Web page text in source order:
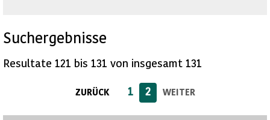
Suchergebnisse
Resultate 121 bis 131 von insgesamt 131
ZURÜCK 1 2 WEITER